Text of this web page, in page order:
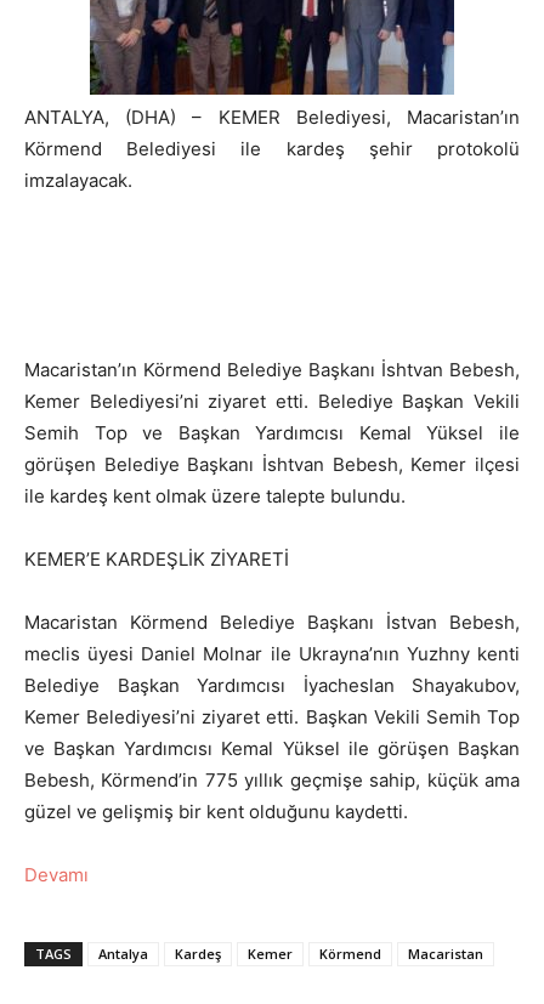
ANTALYA, (DHA) – KEMER Belediyesi, Macaristan’ın
Körmend Belediyesi ile kardeş şehir protokolü
imzalayacak.
Macaristan’ın Körmend Belediye Başkanı İshtvan Bebesh,
Kemer Belediyesi’ni ziyaret etti. Belediye Başkan Vekili
Semih Top ve Başkan Yardımcısı Kemal Yüksel ile
görüşen Belediye Başkanı İshtvan Bebesh, Kemer ilçesi
ile kardeş kent olmak üzere talepte bulundu.
KEMER’E KARDEŞLİK ZİYARETİ
Macaristan Körmend Belediye Başkanı İstvan Bebesh,
meclis üyesi Daniel Molnar ile Ukrayna’nın Yuzhny kenti
Belediye Başkan Yardımcısı İyacheslan Shayakubov,
Kemer Belediyesi’ni ziyaret etti. Başkan Vekili Semih Top
ve Başkan Yardımcısı Kemal Yüksel ile görüşen Başkan
Bebesh, Körmend’in 775 yıllık geçmişe sahip, küçük ama
güzel ve gelişmiş bir kent olduğunu kaydetti.
Devamı
TAGS Antalya Kardeş Kemer Körmend Macaristan